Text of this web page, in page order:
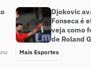
Djokovic
Fonseca é
veja como foi
de Roland
Mais Esportes